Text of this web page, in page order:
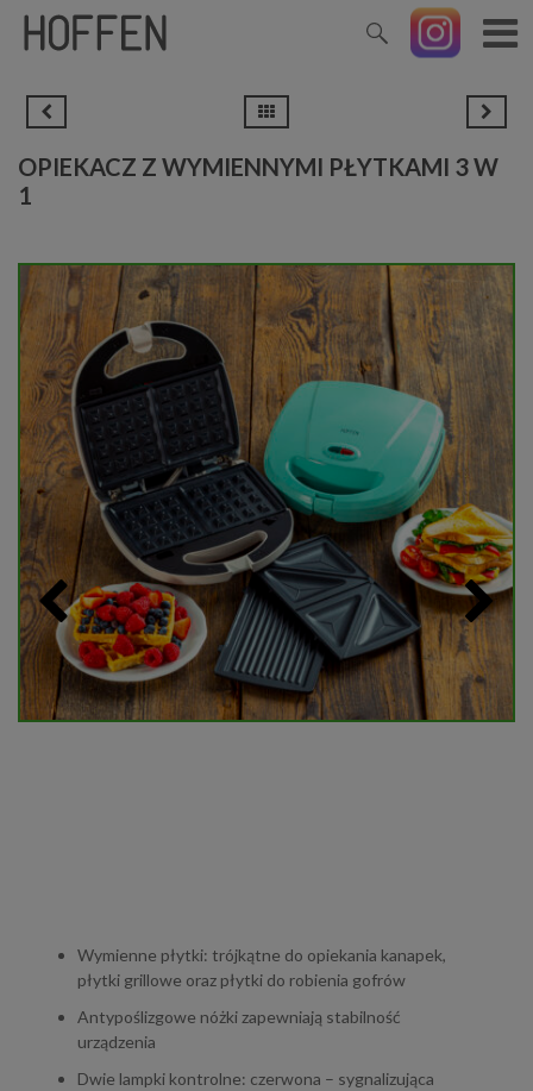
OPIEKACZ Z WYMIENNYMI PŁYTKAMI 3 W
1
Wymienne płytki: trójkątne do opiekania kanapek,
płytki grillowe oraz płytki do robienia gofrów
Antypoślizgowe nóżki zapewniają stabilność
urządzenia
Dwie lampki kontrolne: czerwona – sygnalizująca